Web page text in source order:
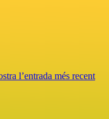
l’entrada més recent